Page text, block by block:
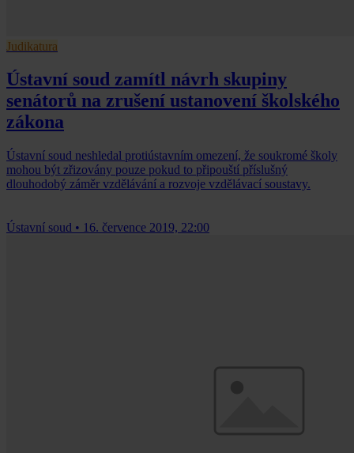
Judikatura
Ústavní soud zamítl návrh skupiny
senátorů na zrušení ustanovení školského
zákona
Ústavní soud neshledal protiústavním omezení, že soukromé školy
mohou být zřizovány pouze pokud to připouští příslušný
dlouhodobý záměr vzdělávání a rozvoje vzdělávací soustavy.
Ústavní soud • 16. července 2019, 22:00